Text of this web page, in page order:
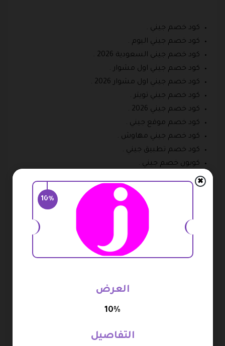
كود خصم جيني .
كود خصم جيني اليوم .
كود خصم جيني السعودية 2026 .
كود خصم جيني اول مشوار .
كود خصم جيني اول مشوار 2026 .
كود خصم جيني تويتر .
كود خصم جيني 2026 .
كود خصم موقع جيني .
كود خصم جيني مهاوش .
كود خصم تطبيق جيني .
كوبون خصم جيني .
قسيمة شراء جيني .
كوبون خصم جيني السعودية .
كوبون خصم جيني كولكشن .
كوبون خصم جيني اول مشوار .
كود خصم جيني الاردن .
كود خصم jeeny .
ما هي طرق ووسائل التواصل مع المتجر
الرسمي الالكتروني جيني الأردن؟
يوفر الموقع الرسمي الإلكتروني جيني العديد من الطرق
10%
✖
العرض
10%
التفاصيل